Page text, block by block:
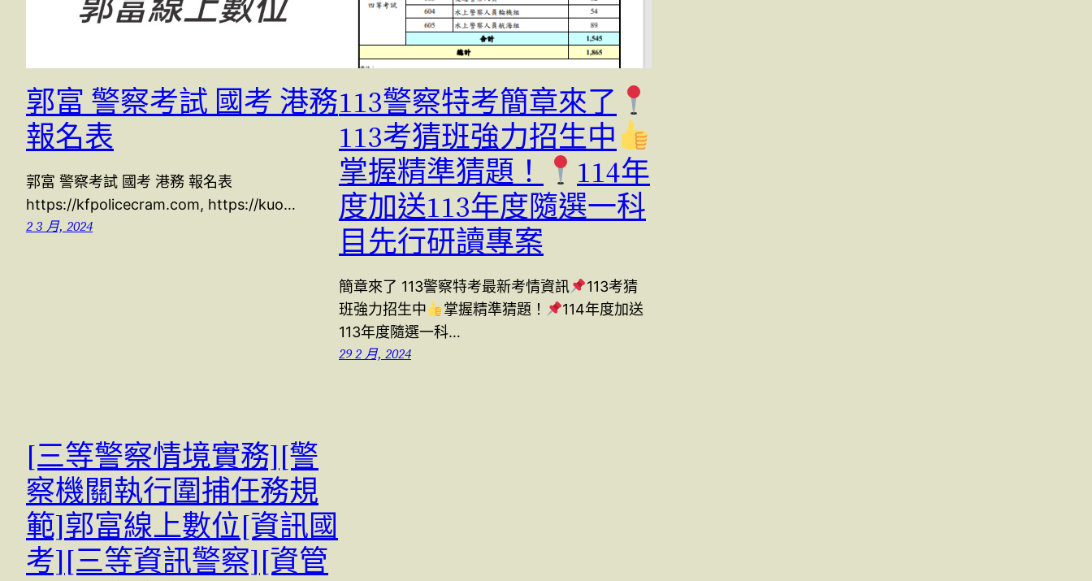
郭富 警察考試 國考 港務
報名表
郭富 警察考試 國考 港務 報名表
https://kfpolicecram.com, https://kuo…
2 3 月, 2024
113警察特考簡章來了
113考猜班強力招生中
掌握精準猜題！
114年
度加送113年度隨選一科
目先行研讀專案
簡章來了 113警察特考最新考情資訊
113考猜
班強力招生中
掌握精準猜題！
114年度加送
113年度隨選一科…
29 2 月, 2024
[三等警察情境實務][警
察機關執行圍捕任務規
範]郭富線上數位[資訊國
考][三等資訊警察][資管